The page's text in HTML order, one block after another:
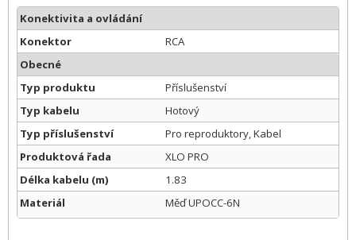
Konektivita a ovládání
Konektor
RCA
Obecné
Typ produktu
Příslušenství
Typ kabelu
Hotový
Typ příslušenství
Pro reproduktory, Kabel
Produktová řada
XLO PRO
Délka kabelu (m)
1.83
Materiál
Měď UPOCC-6N